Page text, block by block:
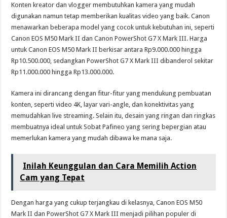
Konten kreator dan vlogger membutuhkan kamera yang mudah
digunakan namun tetap memberikan kualitas video yang baik. Canon
menawarkan beberapa model yang cocok untuk kebutuhan ini, seperti
Canon EOS M50 Mark II dan Canon PowerShot G7 X Mark III. Harga
untuk Canon EOS M50 Mark II berkisar antara Rp9.000.000 hingga
Rp10.500.000, sedangkan PowerShot G7 X Mark III dibanderol sekitar
Rp11.000.000 hingga Rp13.000.000.
Kamera ini dirancang dengan fitur-fitur yang mendukung pembuatan
konten, seperti video 4K, layar vari-angle, dan konektivitas yang
memudahkan live streaming. Selain itu, desain yang ringan dan ringkas
membuatnya ideal untuk Sobat Pafineo yang sering bepergian atau
memerlukan kamera yang mudah dibawa ke mana saja.
Inilah Keunggulan dan Cara Memilih Action
Cam yang Tepat
Dengan harga yang cukup terjangkau di kelasnya, Canon EOS M50
Mark II dan PowerShot G7 X Mark III menjadi pilihan populer di